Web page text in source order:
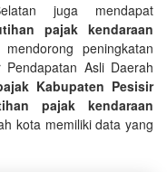
juga mendapat
pajak kendaraan
peningkatan
Asli Daerah
Kabupaten Pesisir
pajak kendaraan
kota memiliki data yang